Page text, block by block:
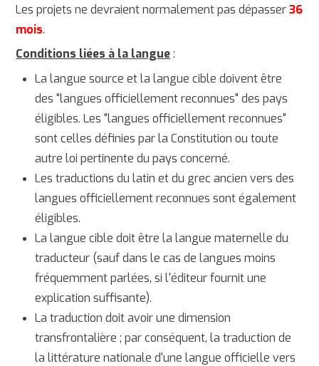
Les projets ne devraient normalement pas dépasser36
mois.
Conditions liées à la langue :
La langue source et la langue cible doivent être
des "langues officiellement reconnues" des pays
éligibles. Les "langues officiellement reconnues"
sont celles définies par la Constitution ou toute
autre loi pertinente du pays concerné.
Les traductions du latin et du grec ancien vers des
langues officiellement reconnues sont également
éligibles.
La langue cible doit être la langue maternelle du
traducteur (sauf dans le cas de langues moins
fréquemment parlées, si l'éditeur fournit une
explication suffisante).
La traduction doit avoir une dimension
transfrontalière ; par conséquent, la traduction de
la littérature nationale d'une langue officielle vers